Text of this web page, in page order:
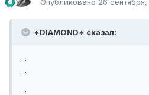
Опубликовано 26 сентября,
*DIAMOND* сказал:
...
...
...